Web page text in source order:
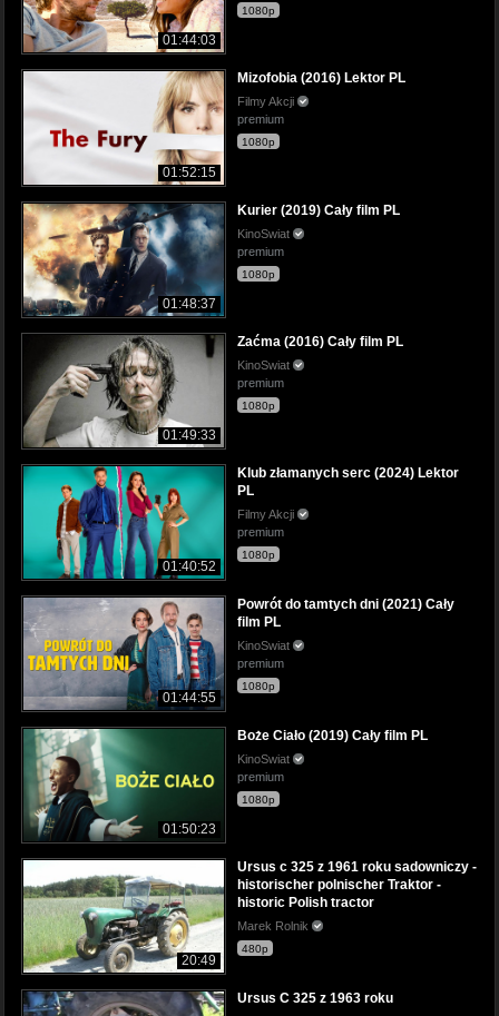
01:44:03
1080p
01:52:15
Mizofobia (2016) Lektor PL
Filmy Akcji
premium
1080p
01:48:37
Kurier (2019) Cały film PL
KinoSwiat
premium
1080p
01:49:33
Zaćma (2016) Cały film PL
KinoSwiat
premium
1080p
01:40:52
Klub złamanych serc (2024) Lektor
PL
Filmy Akcji
premium
1080p
01:44:55
Powrót do tamtych dni (2021) Cały
film PL
KinoSwiat
premium
1080p
01:50:23
Boże Ciało (2019) Cały film PL
KinoSwiat
premium
1080p
20:49
Ursus c 325 z 1961 roku sadowniczy -
historischer polnischer Traktor -
historic Polish tractor
Marek Rolnik
480p
Ursus C 325 z 1963 roku